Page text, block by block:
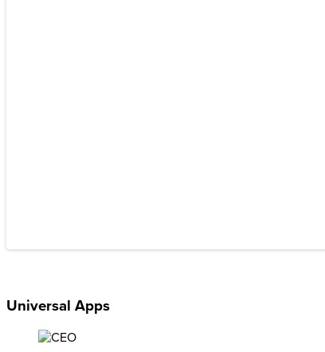
Universal Apps